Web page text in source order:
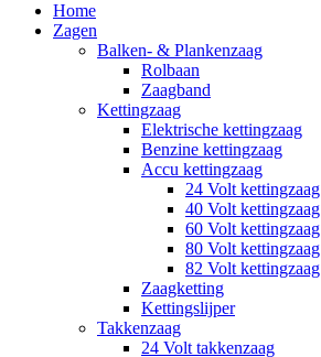
Home
Zagen
Balken- & Plankenzaag
Rolbaan
Zaagband
Kettingzaag
Elektrische kettingzaag
Benzine kettingzaag
Accu kettingzaag
24 Volt kettingzaag
40 Volt kettingzaag
60 Volt kettingzaag
80 Volt kettingzaag
82 Volt kettingzaag
Zaagketting
Kettingslijper
Takkenzaag
24 Volt takkenzaag